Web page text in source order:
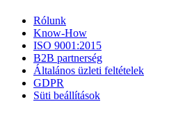
Rólunk
Know-How
ISO 9001:2015
B2B partnerség
Általános üzleti feltételek
GDPR
Süti beállítások